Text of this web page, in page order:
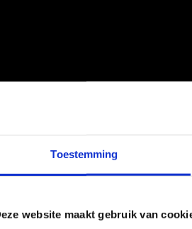
Toestemming
website maakt gebruik van